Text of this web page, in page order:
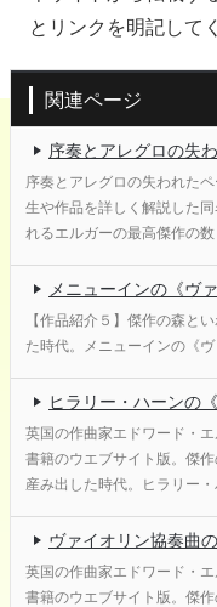
とリンクを明記して
関連ページ
序奏とアレグロの失
序奏とアレグロの失われた
生や作品を詳しく解説した
れるエルガーの最高傑作の数
メニューインの《ヴ
【作品紹介５】傑作の森と
た時代。メニューインの《
ヒラリー・ハーンの
英国の作曲家エドワード・
書籍のウエブサイト版。傑
産み出した時代。ヒラリー
ヴァイオリン協奏曲
英国の作曲家エドワード・
書籍のウエブサイト版。傑